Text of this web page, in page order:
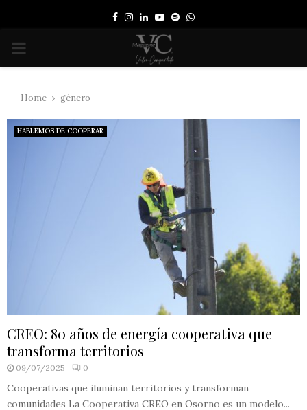
Facebook
Instagram
LinkedinYoutube
SpotifyWhatsapp
PRIMARY
Home género
HABLEMOS DE COOPERAR
CREO: 80 años de energía cooperativa que
transforma territorios
09/07/2025 0
Cooperativas que iluminan territorios y transforman
comunidades La Cooperativa CREO en Osorno es un modelo...